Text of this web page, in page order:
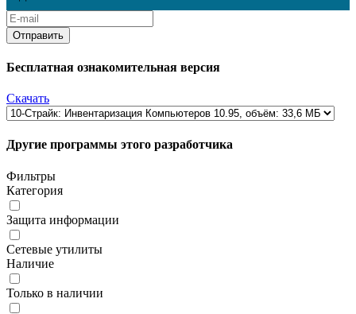
Бесплатная ознакомительная версия
Скачать
Другие программы этого разработчика
Фильтры
Категория
Защита информации
Сетевые утилиты
Наличие
Только в наличии